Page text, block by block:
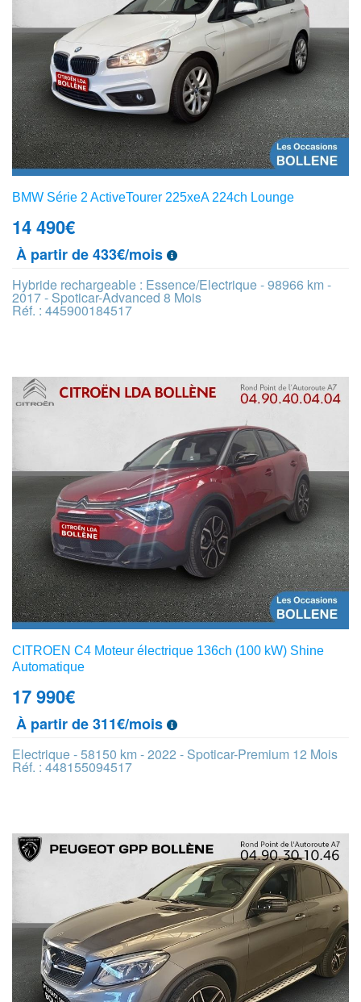
BMW Série 2 ActiveTourer 225xeA 224ch Lounge
14 490€
À partir de 433€/mois
Hybride rechargeable : Essence/Electrique - 98966 km -
2017 - Spoticar-Advanced 8 Mois
Réf. : 445900184517
CITROEN C4 Moteur électrique 136ch (100 kW) Shine
Automatique
17 990€
À partir de 311€/mois
Electrique - 58150 km - 2022 - Spoticar-Premium 12 Mois
Réf. : 448155094517